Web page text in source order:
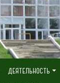
ДЕЯТЕЛЬНОСТЬ